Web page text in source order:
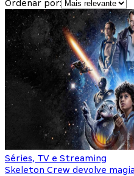
Ordenar por:
Séries, TV e Streaming
Skeleton Crew devolve